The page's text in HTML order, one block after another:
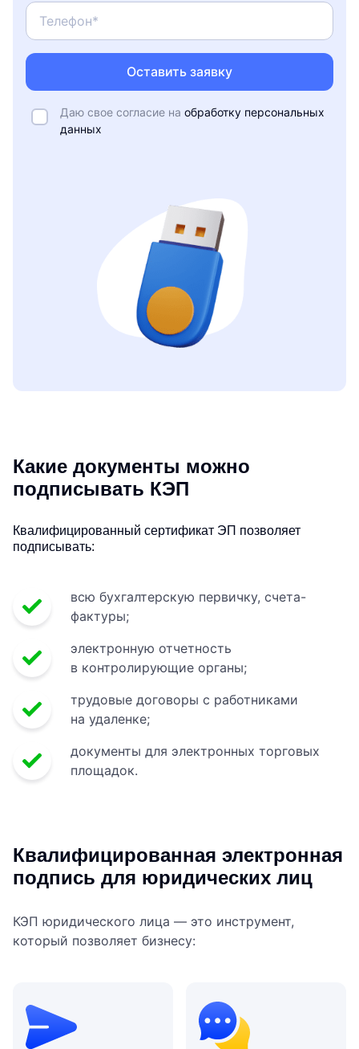
Оставить заявку
Даю свое согласие на обработку персональных
данных
Какие документы можно
подписывать КЭП
Квалифицированный сертификат ЭП позволяет
подписывать:
всю бухгалтерскую первичку, счета-
фактуры;
электронную отчетность
в контролирующие органы;
трудовые договоры с работниками
на удаленке;
документы для электронных торговых
площадок.
Квалифицированная электронная
подпись для юридических лиц
КЭП юридического лица — это инструмент,
который позволяет бизнесу: